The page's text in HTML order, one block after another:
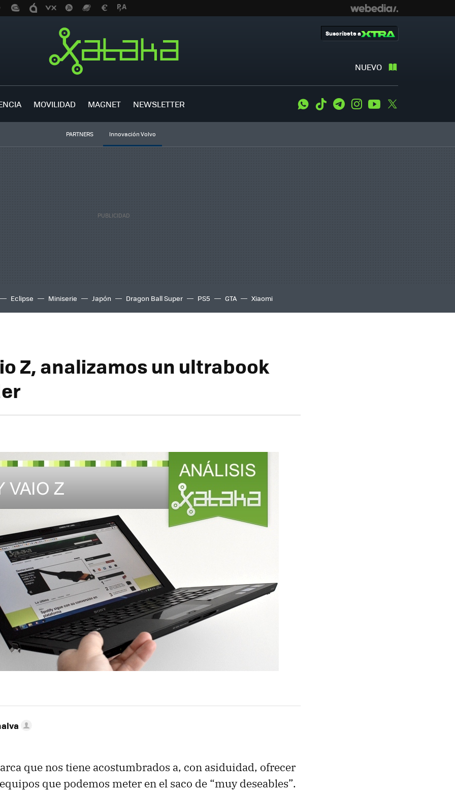
NUEVO
Suscríbete a
MOVILIDAD MAGNET NEWSLETTER WhatsApp
Tiktok TelegramInstagramYoutube
PARTNERS Innovación Volvo
Eclipse Miniserie Japón Dragon Ball Super PS5 GTA Xiaomi
Z, analizamos un ultrabook
que nos tiene acostumbrados a, con asiduidad, ofrecer
que podemos meter en el saco de “muy deseables”.